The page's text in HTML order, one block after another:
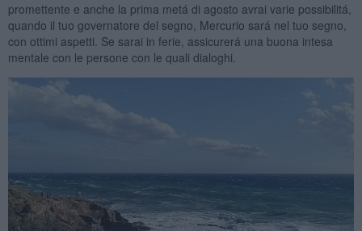
promettente e anche la prima metá di agosto avrai varie possibilitá,
quando il tuo governatore del segno, Mercurio sará nel tuo segno,
con ottimi aspetti. Se sarai in ferie, assicurerá una buona intesa
mentale con le persone con le quali dialoghi.